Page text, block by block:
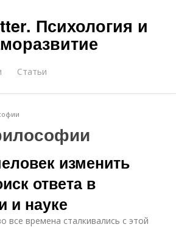
Психология и
Статьи
изменить
ответа в
и науке
все времена сталкивались с этой